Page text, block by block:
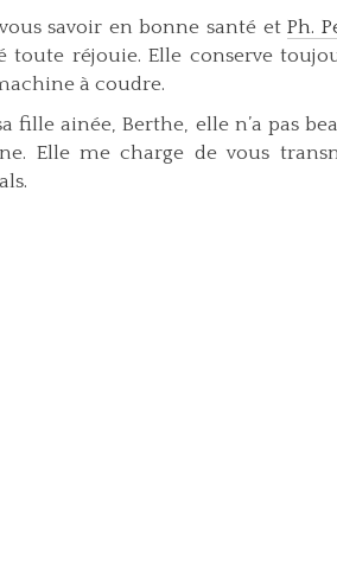
savoir en bonne santé etPh.
toute réjouie. Elle conserve
à coudre.
fille ainée, Berthe, elle n’a pas
Elle me charge de vous